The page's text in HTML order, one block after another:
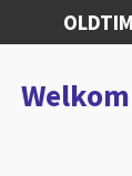
direct
de